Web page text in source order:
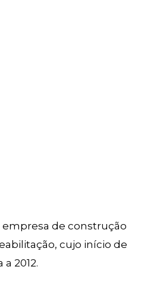
empresa de construção
cujo início de
2012.